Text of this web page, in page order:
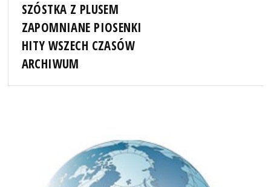
SZÓSTKA Z PLUSEM
ZAPOMNIANE PIOSENKI
HITY WSZECH CZASÓW
ARCHIWUM